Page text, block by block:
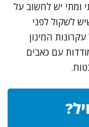
ומתי יש לחשוב על
לשקול לפני
המינון
עם כאבים